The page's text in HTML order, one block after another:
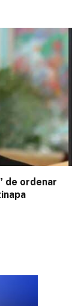
de ordenar